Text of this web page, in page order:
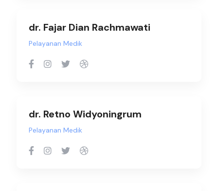
dr. Fajar Dian Rachmawati
Pelayanan Medik
dr. Retno Widyoningrum
Pelayanan Medik